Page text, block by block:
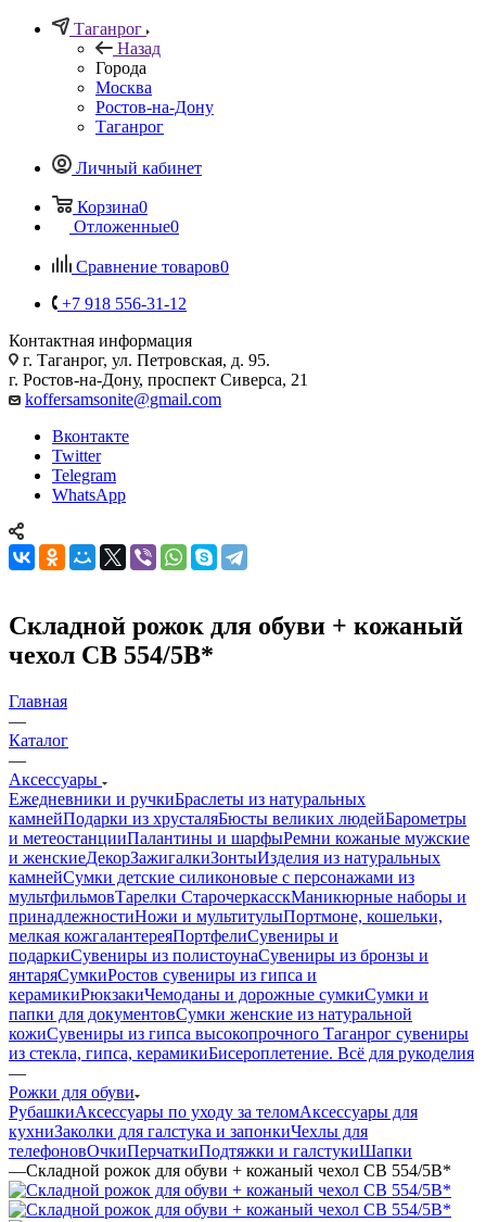
Таганрог
Назад
Города
Москва
Ростов-на-Дону
Таганрог
Личный кабинет
Корзина0
Отложенные0
Сравнение товаров0
+7 918 556-31-12
Контактная информация
г. Таганрог, ул. Петровская, д. 95.
г. Ростов-на-Дону, проспект Сиверса, 21
koffersamsonite@gmail.com
Вконтакте
Twitter
Telegram
WhatsApp
Складной рожок для обуви + кожаный
чехол СВ 554/5В*
Главная
—
Каталог
—
Аксессуары
Ежедневники и ручкиБраслеты из натуральных
камнейПодарки из хрусталяБюсты великих людейБарометры
и метеостанцииПалантины и шарфыРемни кожаные мужские
и женскиеДекорЗажигалкиЗонтыИзделия из натуральных
камнейСумки детские силиконовые с персонажами из
мультфильмовТарелки СтарочеркасскМаникюрные наборы и
принадлежностиНожи и мультитулыПортмоне, кошельки,
мелкая кожгалантереяПортфелиСувениры и
подаркиСувениры из полистоунаСувениры из бронзы и
янтаряСумкиРостов сувениры из гипса и
керамикиРюкзакиЧемоданы и дорожные сумкиСумки и
папки для документовСумки женские из натуральной
кожиСувениры из гипса высокопрочного Таганрог сувениры
из стекла, гипса, керамикиБисероплетение. Всё для рукоделия
—
Рожки для обуви
РубашкиАксессуары по уходу за теломАксессуары для
кухниЗаколки для галстука и запонкиЧехлы для
телефоновОчкиПерчаткиПодтяжки и галстукиШапки
—Складной рожок для обуви + кожаный чехол СВ 554/5В*